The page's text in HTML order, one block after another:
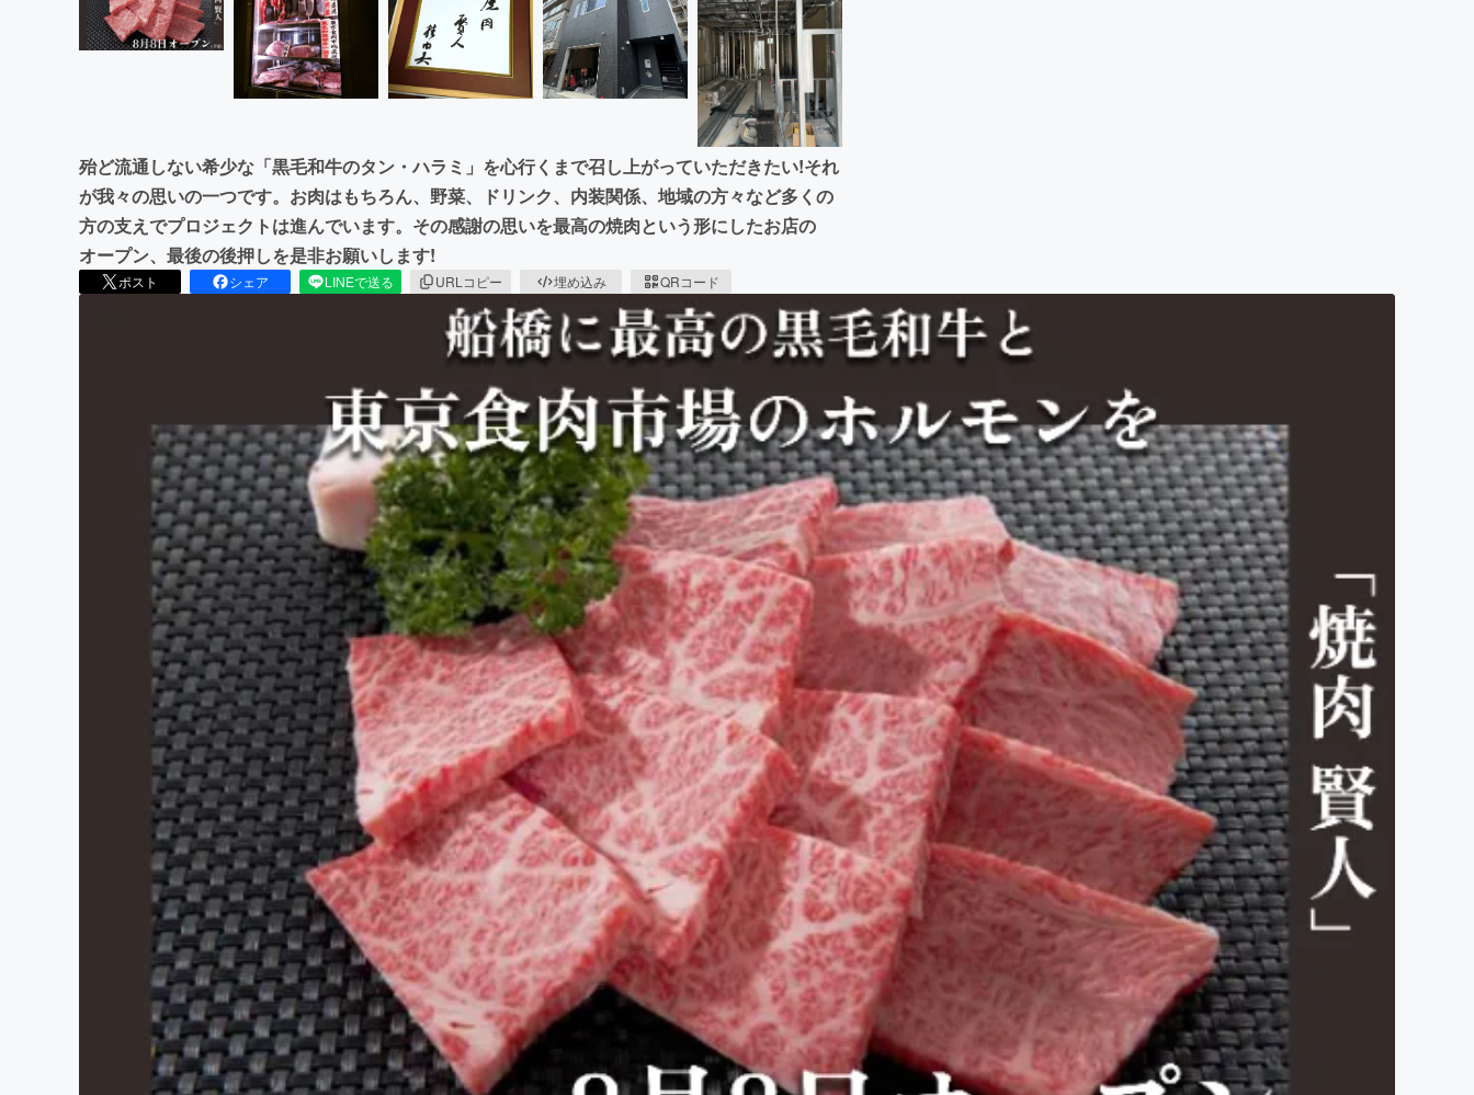
殆ど流通しない希少な「黒毛和牛のタン・ハラミ」を心行くまで召し上がっていただきたい!それ
が我々の思いの一つです。お肉はもちろん、野菜、ドリンク、内装関係、地域の方々など多くの
方の支えでプロジェクトは進んでいます。その感謝の思いを最高の焼肉という形にしたお店の
オープン、最後の後押しを是非お願いします!
ポスト シェア LINEで送る URLコピー 埋め込み QRコード